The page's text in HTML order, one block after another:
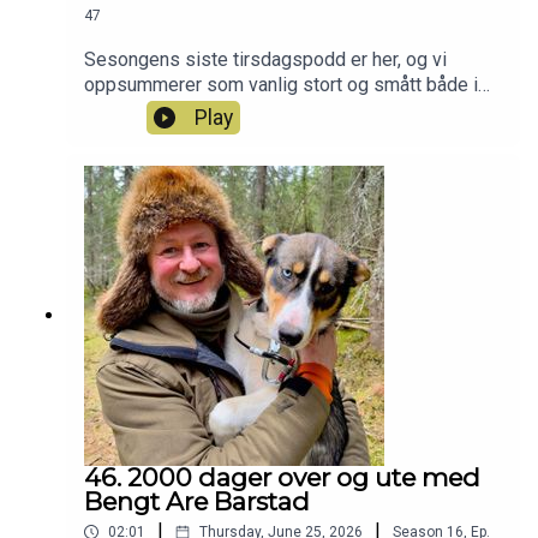
47
Sesongens siste tirsdagspodd er her, og vi
oppsummerer som vanlig stort og smått både i
og utenfor redaksjonen :-) Har du også lyst til å bli
med i Patreon-jaktlaget? Da kan du bare klikke
deg inn her:
https://www.patreon.com/c/jegerpodden
Play
46. 2000 dager over og ute med
Bengt Are Barstad
02:01 Thursday, June 25, 2026 Season 16, Ep.